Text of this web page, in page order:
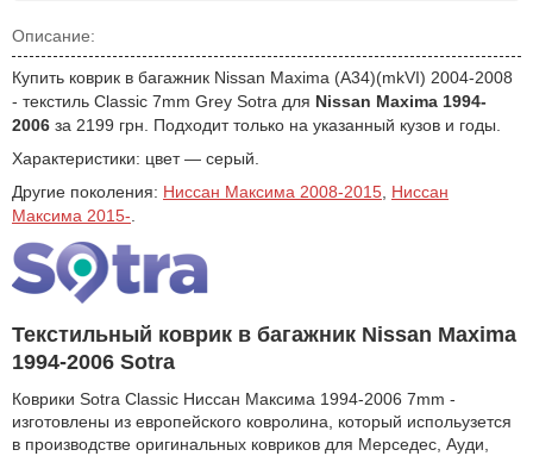
Описание:
Купить коврик в багажник Nissan Maxima (A34)(mkVI) 2004-2008
- текстиль Classic 7mm Grey Sotra для Nissan Maxima 1994-
2006 за 2199 грн. Подходит только на указанный кузов и годы.
Характеристики: цвет — серый.
Другие поколения: Ниссан Максима 2008-2015 Ниссан
Максима 2015-
Текстильный коврик в багажник Nissan Maxima
1994-2006 Sotra
Коврики Sotra Classic Ниссан Максима 1994-2006 7mm -
изготовлены из европейского ковролина, который испольузется
в производстве оригинальных ковриков для Мерседес, Ауди,